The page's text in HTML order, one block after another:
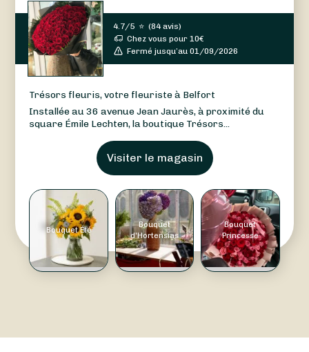
4.7/5 ⭐ (84 avis)
Chez vous pour10€
Fermé jusqu’au 01/09/2026
Trésors fleuris, votre fleuriste à Belfort
Installée au 36 avenue Jean Jaurès, à proximité du
square Émile Lechten, la boutique Trésors...
Visiter le magasin
Bouquet Été
Bouquet
d'Hortensias
Bouquet
Princesse